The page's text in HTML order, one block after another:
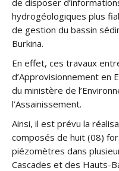
hydrogéologiques plus
de gestion du bassin
Burkina.
En effet, ces travaux
d’Approvisionnement en
du ministère de
l’Assainissement.
Ainsi, il est prévu la
composés de huit (08)
piézomètres dans
Cascades et des Hauts-